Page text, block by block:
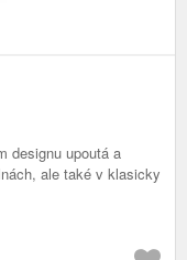
designu upoutá a
ale také v klasicky